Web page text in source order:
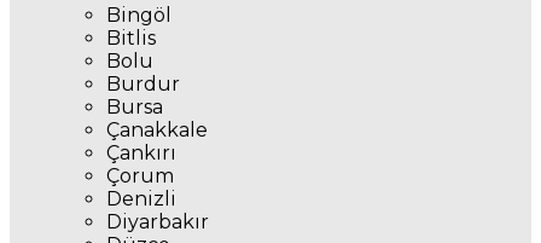
Bingöl
Bitlis
Bolu
Burdur
Bursa
Çanakkale
Çankırı
Çorum
Denizli
Diyarbakır